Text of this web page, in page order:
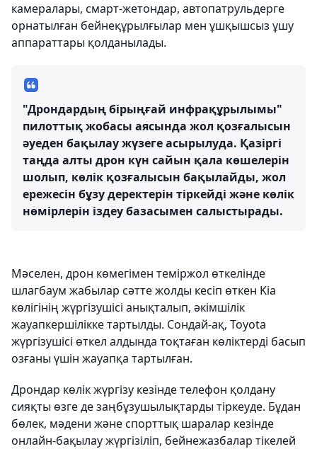
камералары, смарт-жетондар, автопатрульдерге
орнатылған бейнеқұрылғылар мен ұшқышсыз ұшу
аппараттары қолданылады.
"Дрондардың бірыңғай инфрақұрылымы"
пилоттық жобасы аясында жол қозғалысын
әуеден бақылау жүзеге асырылуда. Қазіргі
таңда алты дрон күн сайын қала көшелерін
шолып, көлік қозғалысын бақылайды, жол
ережесін бұзу деректерін тіркейді және көлік
нөмірлерін іздеу базасымен салыстырады.
Мәселен, дрон көмегімен теміржол өткелінде
шлагбаум жабылар сәтте жолды кесіп өткен Kia
көлігінің жүргізушісі анықталып, әкімшілік
жауапкершілікке тартылды. Сондай-ақ, Toyota
жүргізушісі өткел алдында тоқтаған көліктерді басып
озғаны үшін жауапқа тартылған.
Дрондар көлік жүргізу кезінде телефон қолдану
сияқты өзге де заңбұзушылықтарды тіркеуде. Бұдан
бөлек, мәдени және спорттық шаралар кезінде
онлайн-бақылау жүргізіліп, бейнежазбалар тікелей